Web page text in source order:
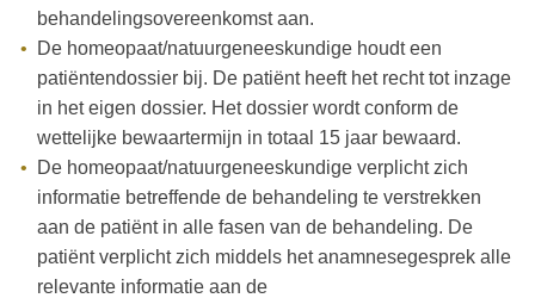
behandelingsovereenkomst aan.
De homeopaat/natuurgeneeskundige houdt een
patiëntendossier bij. De patiënt heeft het recht tot inzage
in het eigen dossier. Het dossier wordt conform de
wettelijke bewaartermijn in totaal 15 jaar bewaard.
De homeopaat/natuurgeneeskundige verplicht zich
informatie betreffende de behandeling te verstrekken
aan de patiënt in alle fasen van de behandeling. De
patiënt verplicht zich middels het anamnesegesprek alle
relevante informatie aan de